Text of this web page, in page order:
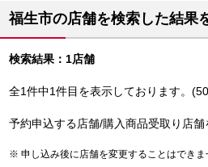
福生市の店舗を検索した結果
検索結果：1店舗
全1件中1件目を表示しております。
予約申込する店舗/購入商品受取り店舗
申し込み後に店舗を変更することはできま